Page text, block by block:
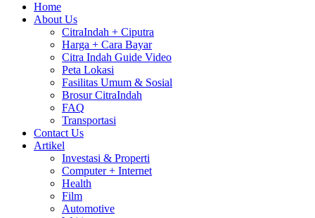
Home
About Us
CitraIndah + Ciputra
Harga + Cara Bayar
Citra Indah Guide Video
Peta Lokasi
Fasilitas Umum & Sosial
Brosur CitraIndah
FAQ
Transportasi
Contact Us
Artikel
Investasi & Properti
Computer + Internet
Health
Film
Automotive